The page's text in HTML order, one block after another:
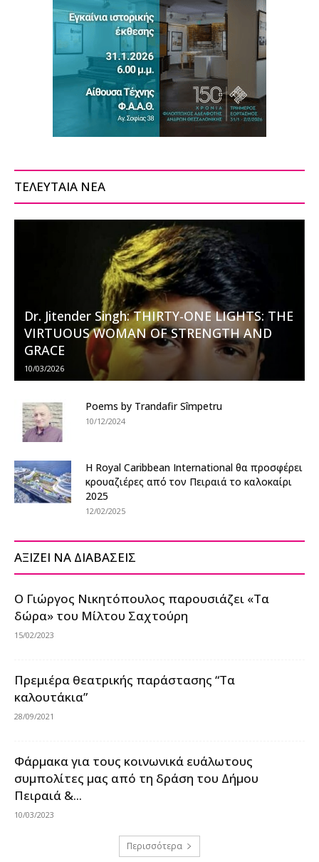
ΤΕΛΕΥΤΑΙΑ ΝΕΑ
Dr. Jitender Singh: THIRTY-ONE LIGHTS: THE
VIRTUOUS WOMAN OF STRENGTH AND
GRACE
10/03/2026
Poems by Trandafir Sîmpetru
10/12/2024
Η Royal Caribbean International θα προσφέρει
κρουαζιέρες από τον Πειραιά το καλοκαίρι
2025
12/02/2025
ΑΞΙΖΕΙ ΝΑ ΔΙΑΒΑΣΕΙΣ
Ο Γιώργος Νικητόπουλος παρουσιάζει «Τα
δώρα» του Μίλτου Σαχτούρη
15/02/2023
Πρεμιέρα θεατρικής παράστασης “Τα
καλουτάκια”
28/09/2021
Φάρμακα για τους κοινωνικά ευάλωτους
συμπολίτες μας από τη δράση του Δήμου
Πειραιά &...
10/03/2023
Περισσότερα